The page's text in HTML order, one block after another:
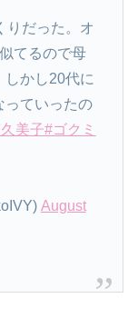
りだった。オ
てるので母
しかし20代に
っていったの
美子#ゴクミ
August